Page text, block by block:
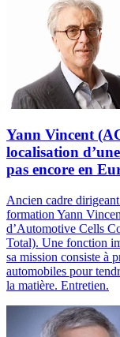
Yann Vincent
localisation
pas encore en
Ancien cadre
formation Yann
d’Automotive Cells
Total). Une fonction
sa mission consiste à
automobiles pour
la matière. Entretien.